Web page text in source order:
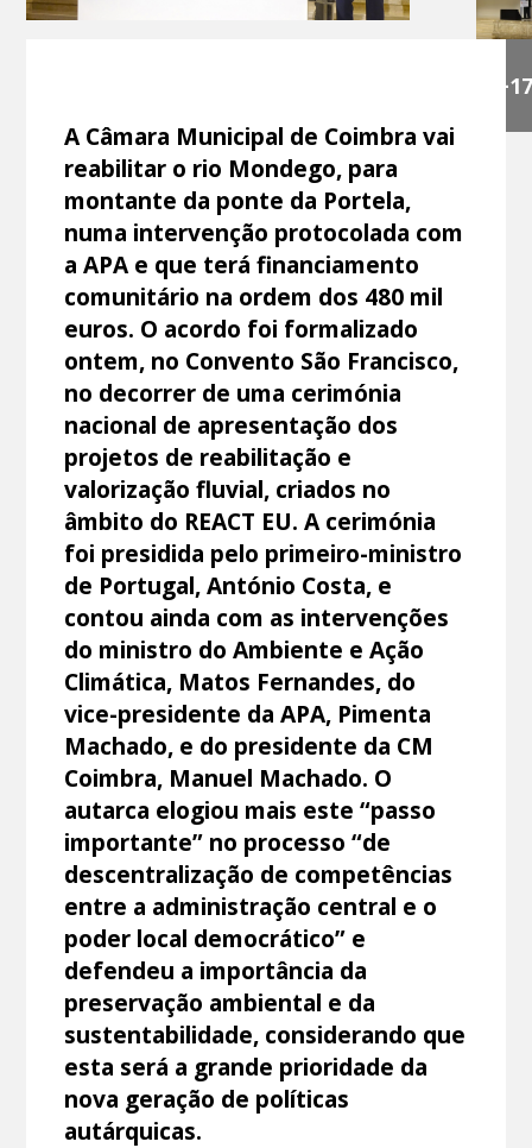
+17
A Câmara Municipal de Coimbra vai
reabilitar o rio Mondego, para
montante da ponte da Portela,
numa intervenção protocolada com
a APA e que terá financiamento
comunitário na ordem dos 480 mil
euros. O acordo foi formalizado
ontem, no Convento São Francisco,
no decorrer de uma cerimónia
nacional de apresentação dos
projetos de reabilitação e
valorização fluvial, criados no
âmbito do REACT EU. A cerimónia
foi presidida pelo primeiro-ministro
de Portugal, António Costa, e
contou ainda com as intervenções
do ministro do Ambiente e Ação
Climática, Matos Fernandes, do
vice-presidente da APA, Pimenta
Machado, e do presidente da CM
Coimbra, Manuel Machado. O
autarca elogiou mais este “passo
importante” no processo “de
descentralização de competências
entre a administração central e o
poder local democrático” e
defendeu a importância da
preservação ambiental e da
sustentabilidade, considerando que
esta será a grande prioridade da
nova geração de políticas
autárquicas.